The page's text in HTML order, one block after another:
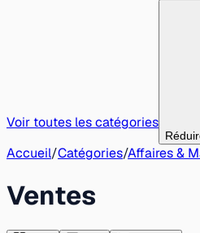
Voir toutes les catégories
Accueil/Catégories/Affaires &
Ventes